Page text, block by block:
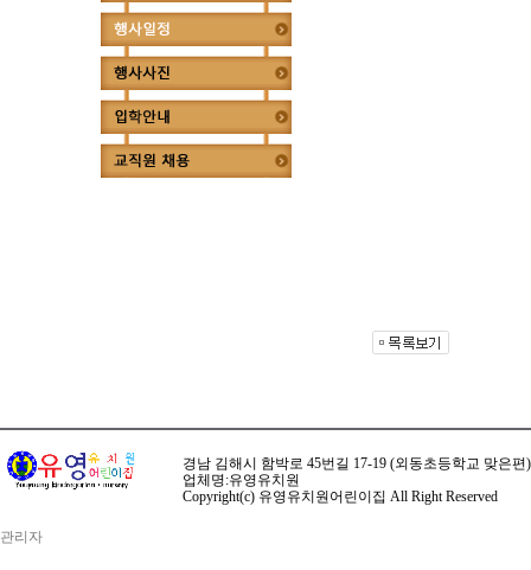
경남 김해시 함박로 45번길 17-19 (외동초등학교 맞은
업체명:유영유치원
Copyright(c) 유영유치원어린이집 All Right Reserved
관리자